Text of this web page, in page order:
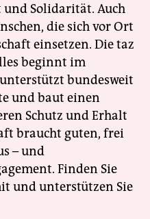
und Solidarität. Auch
die sich vor Ort
einsetzen. Die taz
beginnt im
bundesweit
und baut einen
Schutz und Erhalt
braucht guten, frei
– und
Finden Sie
und unterstützen Sie